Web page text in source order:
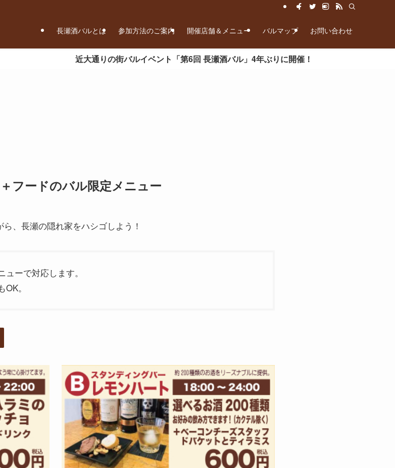
長瀬酒バルとは 参加方法のご案内 開催店舗＆メニュー バルマップ お問い合わせ
近大通りの街バルイベント「第6回 長瀬酒バル」4年ぶりに開催！
フードのバル限定メニュー
、長瀬の隠れ家をハシゴしよう！
ーで対応します。
。